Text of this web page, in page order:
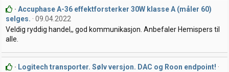
Accuphase A-36 effektforsterker 30W klasse A (måler 60)
selges.
09.04.2022
Veldig ryddig handel,, god kommunikasjon. Anbefaler Hemispers til
alle.
Logitech transporter. Sølv versjon. DAC og Roon endpoint!